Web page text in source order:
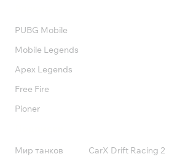
PUBG Mobile
Mobile Legends
Apex Legends
Free Fire
Pioner
Мир танков
CarX Drift Racing 2